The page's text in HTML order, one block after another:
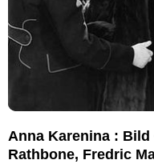
Anna Karenina : Bild
Rathbone, Fredric